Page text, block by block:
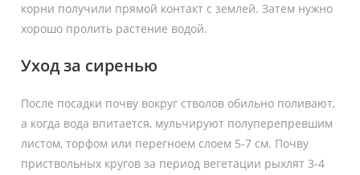
корни получили прямой контакт с землей. Затем нужно
хорошо пролить растение водой.
Уход за сиренью
После посадки почву вокруг стволов обильно поливают,
а когда вода впитается, мульчируют полуперепревшим
листом, торфом или перегноем слоем 5-7 см. Почву
приствольных кругов за период вегетации рыхлят 3-4